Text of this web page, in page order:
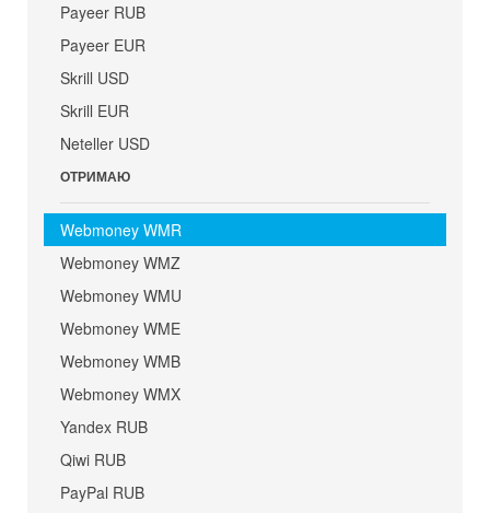
Payeer RUB
Payeer EUR
Skrill USD
Skrill EUR
Neteller USD
ОТРИМАЮ
Webmoney WMR
Webmoney WMZ
Webmoney WMU
Webmoney WME
Webmoney WMB
Webmoney WMX
Yandex RUB
Qiwi RUB
PayPal RUB